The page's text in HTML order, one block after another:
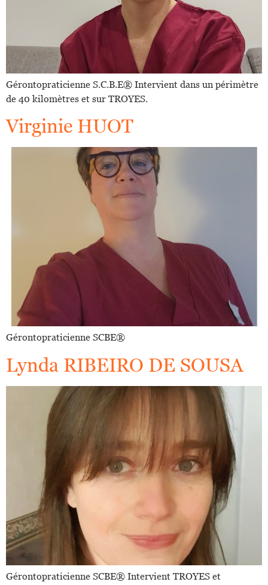
Gérontopraticienne S.C.B.E®️ Intervient dans un périmètre
de 40 kilomètres et sur TROYES.
Virginie HUOT
Gérontopraticienne SCBE®️
Lynda RIBEIRO DE SOUSA
Gérontopraticienne SCBE®️ Intervient TROYES et